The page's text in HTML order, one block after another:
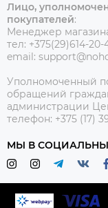
Лицо,
покупателей:
Менеджер
тел: +375(29)614-20-
email:
Уполномоченный
обращений
администрации
телефон: +375 (17)
МЫ В